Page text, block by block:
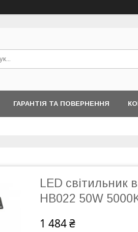
ГАРАНТІЯ ТА ПОВЕРНЕННЯ
LED світильник
HB022 50W
1 484 ₴